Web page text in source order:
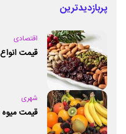
پربازدیدترین
اقتصادی
قیمت
شهری
قیمت میوه